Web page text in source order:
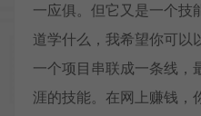
一应俱。但它又是一个技
道学什么，我希望你可以
一个项目串联成一条线，
涯的技能。在网上赚钱，